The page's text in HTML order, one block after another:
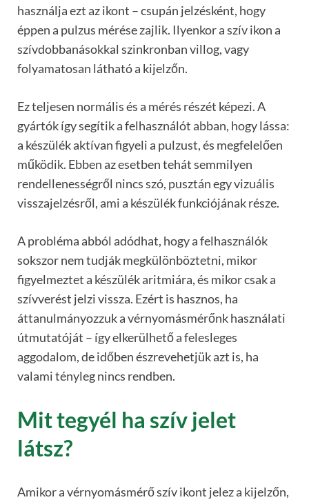
használja ezt az ikont – csupán jelzésként, hogy
éppen a pulzus mérése zajlik. Ilyenkor a szív ikon a
szívdobbanásokkal szinkronban villog, vagy
folyamatosan látható a kijelzőn.
Ez teljesen normális és a mérés részét képezi. A
gyártók így segítik a felhasználót abban, hogy lássa:
a készülék aktívan figyeli a pulzust, és megfelelően
működik. Ebben az esetben tehát semmilyen
rendellenességről nincs szó, pusztán egy vizuális
visszajelzésről, ami a készülék funkciójának része.
A probléma abból adódhat, hogy a felhasználók
sokszor nem tudják megkülönböztetni, mikor
figyelmeztet a készülék aritmiára, és mikor csak a
szívverést jelzi vissza. Ezért is hasznos, ha
áttanulmányozzuk a vérnyomásmérőnk használati
útmutatóját – így elkerülhető a felesleges
aggodalom, de időben észrevehetjük azt is, ha
valami tényleg nincs rendben.
Mit tegyél ha szív jelet
látsz?
Amikor a vérnyomásmérő szív ikont jelez a kijelzőn,